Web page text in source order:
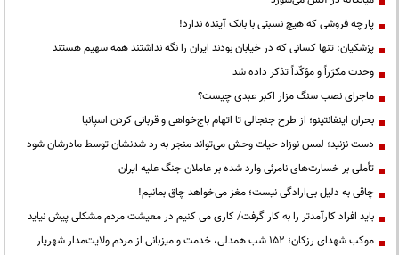
پارچه فروشی که هیچ نسبتی با بانک آینده ندارد!
پزشکیان: تنها کسانی که در خیابان بودند ایران را نگه نداشتند همه سهیم هستند
وحدت مکرّراً و مؤکّداً تذکر داده شد
ماجرای نصب سنگ مزار اکبر عبدی چیست؟
بحران اینفانتینو؛ از طرح جنجالی تا اتهام باج‌خواهی و قربانی کردن اسپانیا
دست نزنید؛ لمس نوزاد حیات وحش می‌تواند منجر به رد شدنشان توسط مادرشان شود
تأملی بر خسارت‌های نامرئی وارد شده بر عاملان جنگ علیه ایران
چاقی به دلیل بی‌ارادگی نیست؛ مغز می‌خواهد چاق بمانیم!
باید افراد کارآمدتر را به کار گرفت/ کاری می کنیم در معیشت مردم مشکلی پیش نیاید
موکب شهدای رزکان؛ ۱۵۲ شب همدلی، خدمت و میزبانی از مردم ولایت‌مدار شهریار